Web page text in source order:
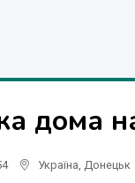
дома
Україна Донецьк